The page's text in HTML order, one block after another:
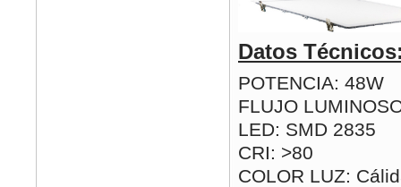
Datos
POTENCIA: 48W
FLUJO
LED: SMD 2835
CRI: >80
COLOR LUZ: